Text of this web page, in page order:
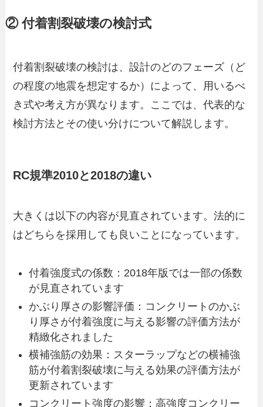
② 付着割裂破壊の検討式
付着割裂破壊の検討は、設計のどのフェーズ（ど
の程度の地震を想定するか）によって、用いるべ
き式や考え方が異なります。ここでは、代表的な
検討方法とその使い分けについて解説します。
RC規準2010と2018の違い
大きくは以下の内容が見直されています。法的に
はどちらを採用しても良いことになっています。
付着強度式の係数：2018年版では一部の係数
が見直されています
かぶり厚さの影響評価：コンクリートのかぶ
り厚さが付着強度に与える影響の評価方法が
精緻化されました
横補強筋の効果：スターラップなどの横補強
筋が付着割裂破壊に与える効果の評価方法が
更新されています
コンクリート強度の影響：高強度コンクリー